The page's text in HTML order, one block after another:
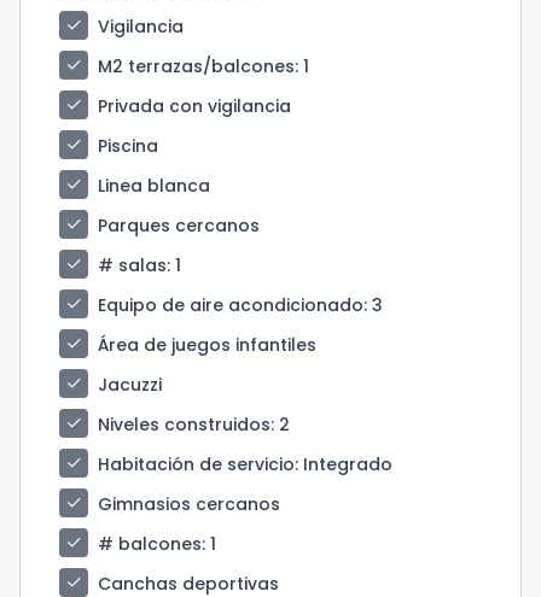
check
Vigilancia
check
M2 terrazas/balcones: 1
check
Privada con vigilancia
check
Piscina
check
Linea blanca
check
Parques cercanos
check
# salas: 1
check
Equipo de aire acondicionado: 3
check
Área de juegos infantiles
check
Jacuzzi
check
Niveles construidos: 2
check
Habitación de servicio: Integrado
check
Gimnasios cercanos
check
# balcones: 1
check
Canchas deportivas